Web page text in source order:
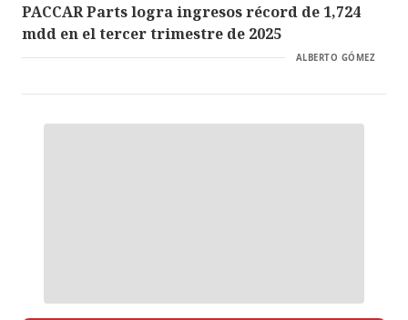
PACCAR Parts logra ingresos récord de 1,724
mdd en el tercer trimestre de 2025
ALBERTO GÓMEZ